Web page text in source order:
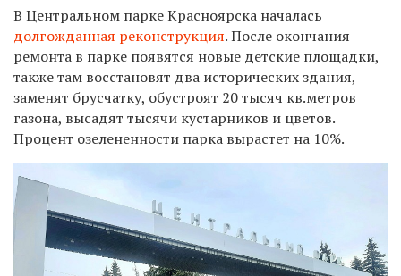
В Центральном парке Красноярска началась
долгожданная реконструкция. После окончания
ремонта в парке появятся новые детские площадки,
также там восстановят два исторических здания,
заменят брусчатку, обустроят 20 тысяч кв.метров
газона, высадят тысячи кустарников и цветов.
Процент озелененности парка вырастет на 10%.